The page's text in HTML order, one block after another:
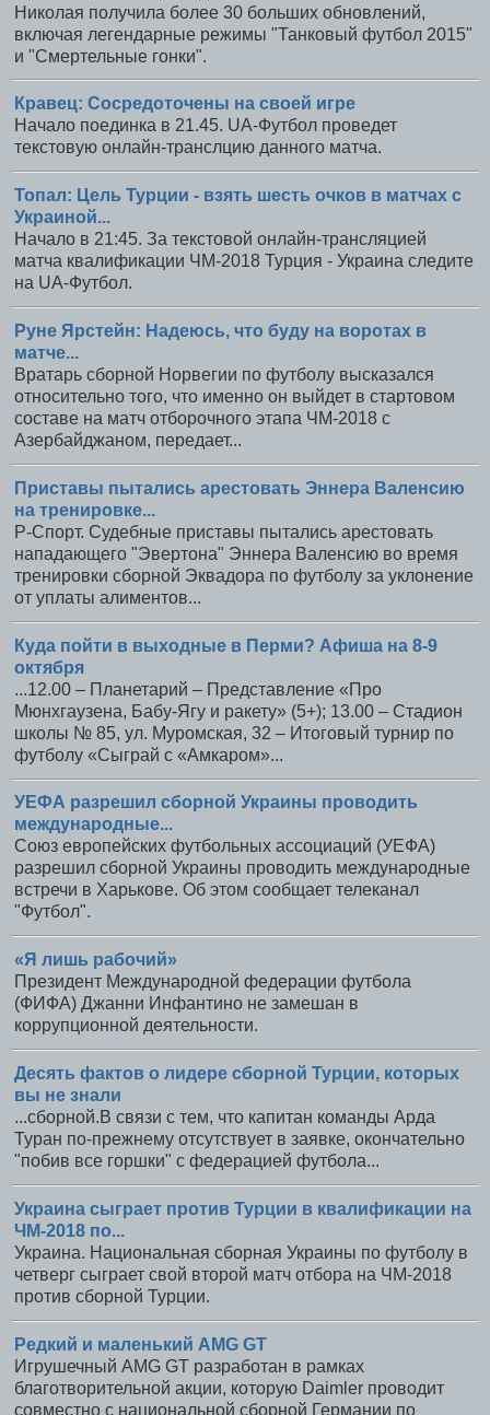
Николая получила более 30 больших обновлений,
включая легендарные режимы "Танковый футбол 2015"
и "Смертельные гонки".
Кравец: Сосредоточены на своей игре
Начало поединка в 21.45. UA-Футбол проведет
текстовую онлайн-транслцию данного матча.
Топал: Цель Турции - взять шесть очков в матчах с
Украиной...
Начало в 21:45. За текстовой онлайн-трансляцией
матча квалификации ЧМ-2018 Турция - Украина следите
на UA-Футбол.
Руне Ярстейн: Надеюсь, что буду на воротах в
матче...
Вратарь сборной Норвегии по футболу высказался
относительно того, что именно он выйдет в стартовом
составе на матч отборочного этапа ЧМ-2018 с
Азербайджаном, передает...
Приставы пытались арестовать Эннера Валенсию
на тренировке...
Р-Спорт. Судебные приставы пытались арестовать
нападающего "Эвертона" Эннера Валенсию во время
тренировки сборной Эквадора по футболу за уклонение
от уплаты алиментов...
Куда пойти в выходные в Перми? Афиша на 8-9
октября
...12.00 – Планетарий – Представление «Про
Мюнхгаузена, Бабу-Ягу и ракету» (5+); 13.00 – Стадион
школы № 85, ул. Муромская, 32 – Итоговый турнир по
футболу «Сыграй с «Амкаром»...
УЕФА разрешил сборной Украины проводить
международные...
Союз европейских футбольных ассоциаций (УЕФА)
разрешил сборной Украины проводить международные
встречи в Харькове. Об этом сообщает телеканал
"Футбол".
«Я лишь рабочий»
Президент Международной федерации футбола
(ФИФА) Джанни Инфантино не замешан в
коррупционной деятельности.
Десять фактов о лидере сборной Турции, которых
вы не знали
...сборной.В связи с тем, что капитан команды Арда
Туран по-прежнему отсутствует в заявке, окончательно
"побив все горшки" с федерацией футбола...
Украина сыграет против Турции в квалификации на
ЧМ-2018 по...
Украина. Национальная сборная Украины по футболу в
четверг сыграет свой второй матч отбора на ЧМ-2018
против сборной Турции.
Редкий и маленький AMG GT
Игрушечный AMG GT разработан в рамках
благотворительной акции, которую Daimler проводит
совместно с национальной сборной Германии по